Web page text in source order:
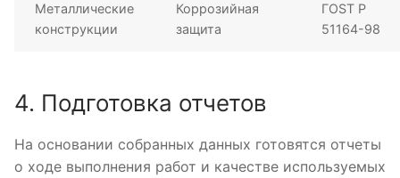
Металлические
конструкции
Коррозийная
защита
ГOST Р
51164-98
4. Подготовка отчетов
На основании собранных данных готовятся отчеты
о ходе выполнения работ и качестве используемых